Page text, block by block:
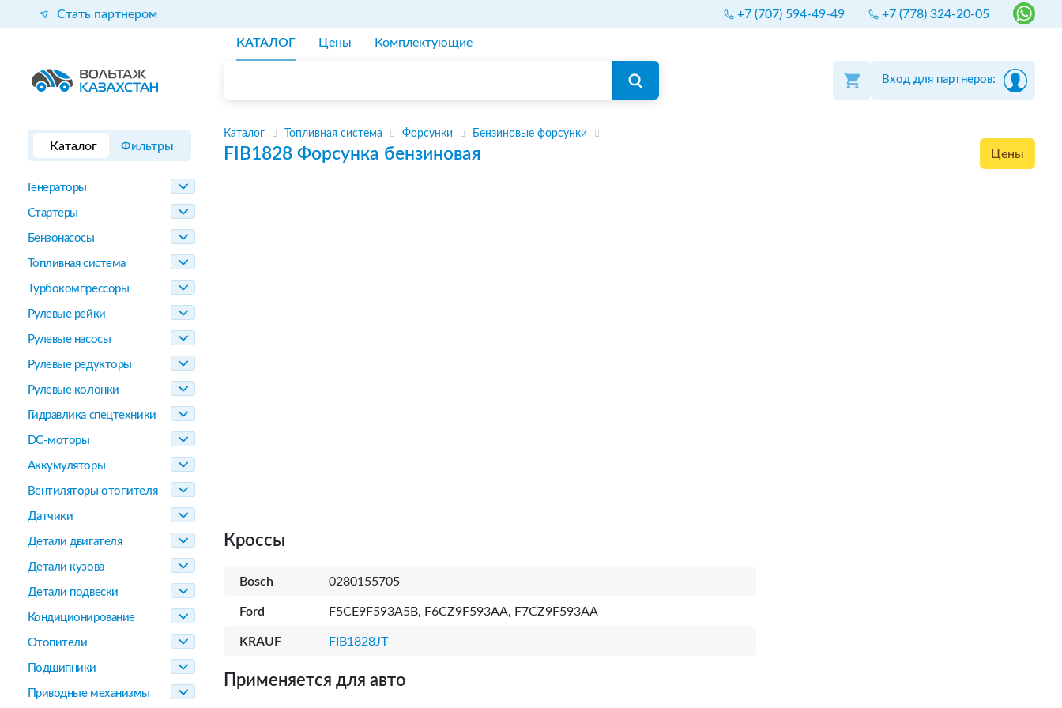
Стать партнером +7 (707) 594-49-49 +7 (778) 324-20-05
КАТАЛОГ Цены Комплектующие
Вход для партнеров:
Каталог Фильтры
Генераторы
Стартеры
Бензонасосы
Топливная система
Турбокомпрессоры
Рулевые рейки
Рулевые насосы
Рулевые редукторы
Рулевые колонки
Гидравлика спецтехники
DC-моторы
Аккумуляторы
Вентиляторы отопителя
Датчики
Детали двигателя
Детали кузова
Детали подвески
Кондиционирование
Отопители
Подшипники
Приводные механизмы
Каталог Топливная система Форсунки Бензиновые форсунки
FIB1828 Форсунка бензиновая Цены
Кроссы
Bosch 0280155705
Ford F5CE9F593A5B, F6CZ9F593AA, F7CZ9F593AA
KRAUF FIB1828JT
Применяется для авто